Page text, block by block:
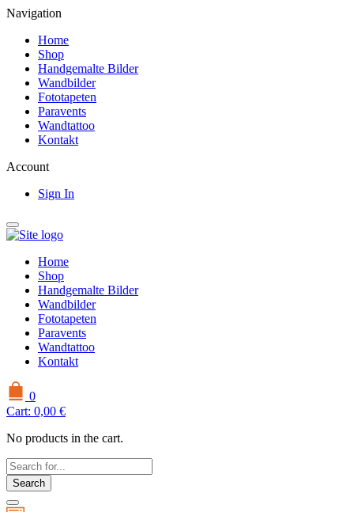
Navigation
Home
Shop
Handgemalte Bilder
Wandbilder
Fototapeten
Paravents
Wandtattoo
Kontakt
Account
Sign In
Home
Shop
Handgemalte Bilder
Wandbilder
Fototapeten
Paravents
Wandtattoo
Kontakt
0
Cart: 0,00 €
No products in the cart.
Search